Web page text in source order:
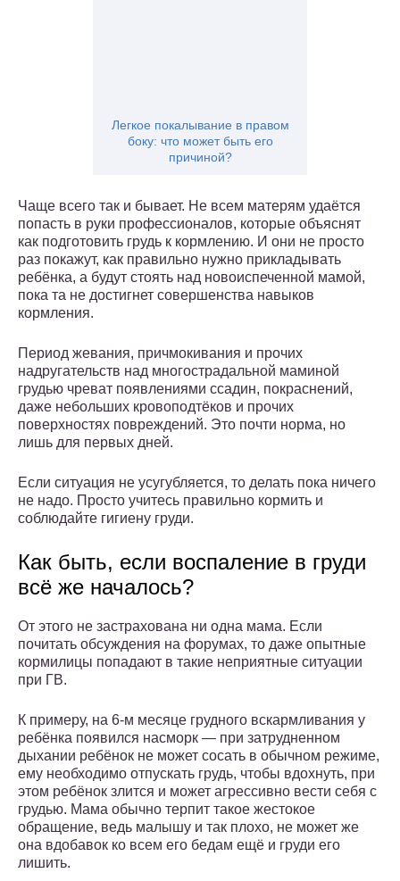
Легкое покалывание в правом
боку: что может быть его
причиной?
Чаще всего так и бывает. Не всем матерям удаётся
попасть в руки профессионалов, которые объяснят
как подготовить грудь к кормлению. И они не просто
раз покажут, как правильно нужно прикладывать
ребёнка, а будут стоять над новоиспеченной мамой,
пока та не достигнет совершенства навыков
кормления.
Период жевания, причмокивания и прочих
надругательств над многострадальной маминой
грудью чреват появлениями ссадин, покраснений,
даже небольших кровоподтёков и прочих
поверхностях повреждений. Это почти норма, но
лишь для первых дней.
Если ситуация не усугубляется, то делать пока ничего
не надо. Просто учитесь правильно кормить и
соблюдайте гигиену груди.
Как быть, если воспаление в груди
всё же началось?
От этого не застрахована ни одна мама. Если
почитать обсуждения на форумах, то даже опытные
кормилицы попадают в такие неприятные ситуации
при ГВ.
К примеру, на 6-м месяце грудного вскармливания у
ребёнка появился насморк — при затрудненном
дыхании ребёнок не может сосать в обычном режиме,
ему необходимо отпускать грудь, чтобы вдохнуть, при
этом ребёнок злится и может агрессивно вести себя с
грудью. Мама обычно терпит такое жестокое
обращение, ведь малышу и так плохо, не может же
она вдобавок ко всем его бедам ещё и груди его
лишить.